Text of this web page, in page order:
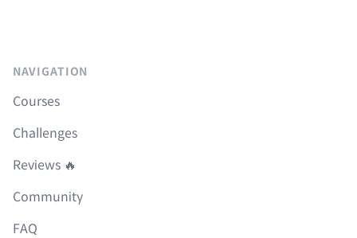
NAVIGATION
Courses
Challenges
Reviews 🔥
Community
FAQ